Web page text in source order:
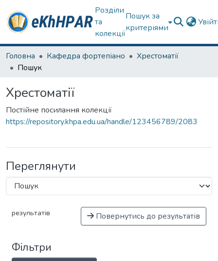
Розділи
та
колекції
Пошук за
критеріями
Головна Кафедра фортепіано
Хрестоматії
Пошук
Хрестоматії
Постійне посилання колекції
https://repository.khpa.edu.ua/handle/123456789/2083
Переглянути
результатів Повернутись до результатів
Фільтри